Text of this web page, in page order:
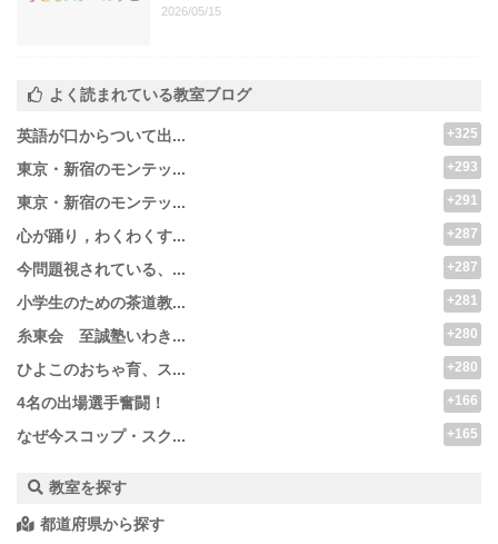
2026/05/15
よく読まれている教室ブログ
英語が口からついて出... +325
東京・新宿のモンテッ... +293
東京・新宿のモンテッ... +291
心が踊り，わくわくす... +287
今問題視されている、... +287
小学生のための茶道教... +281
糸東会 至誠塾いわき... +280
ひよこのおちゃ育、ス... +280
4名の出場選手奮闘！ +166
なぜ今スコップ・スク... +165
教室を探す
都道府県から探す